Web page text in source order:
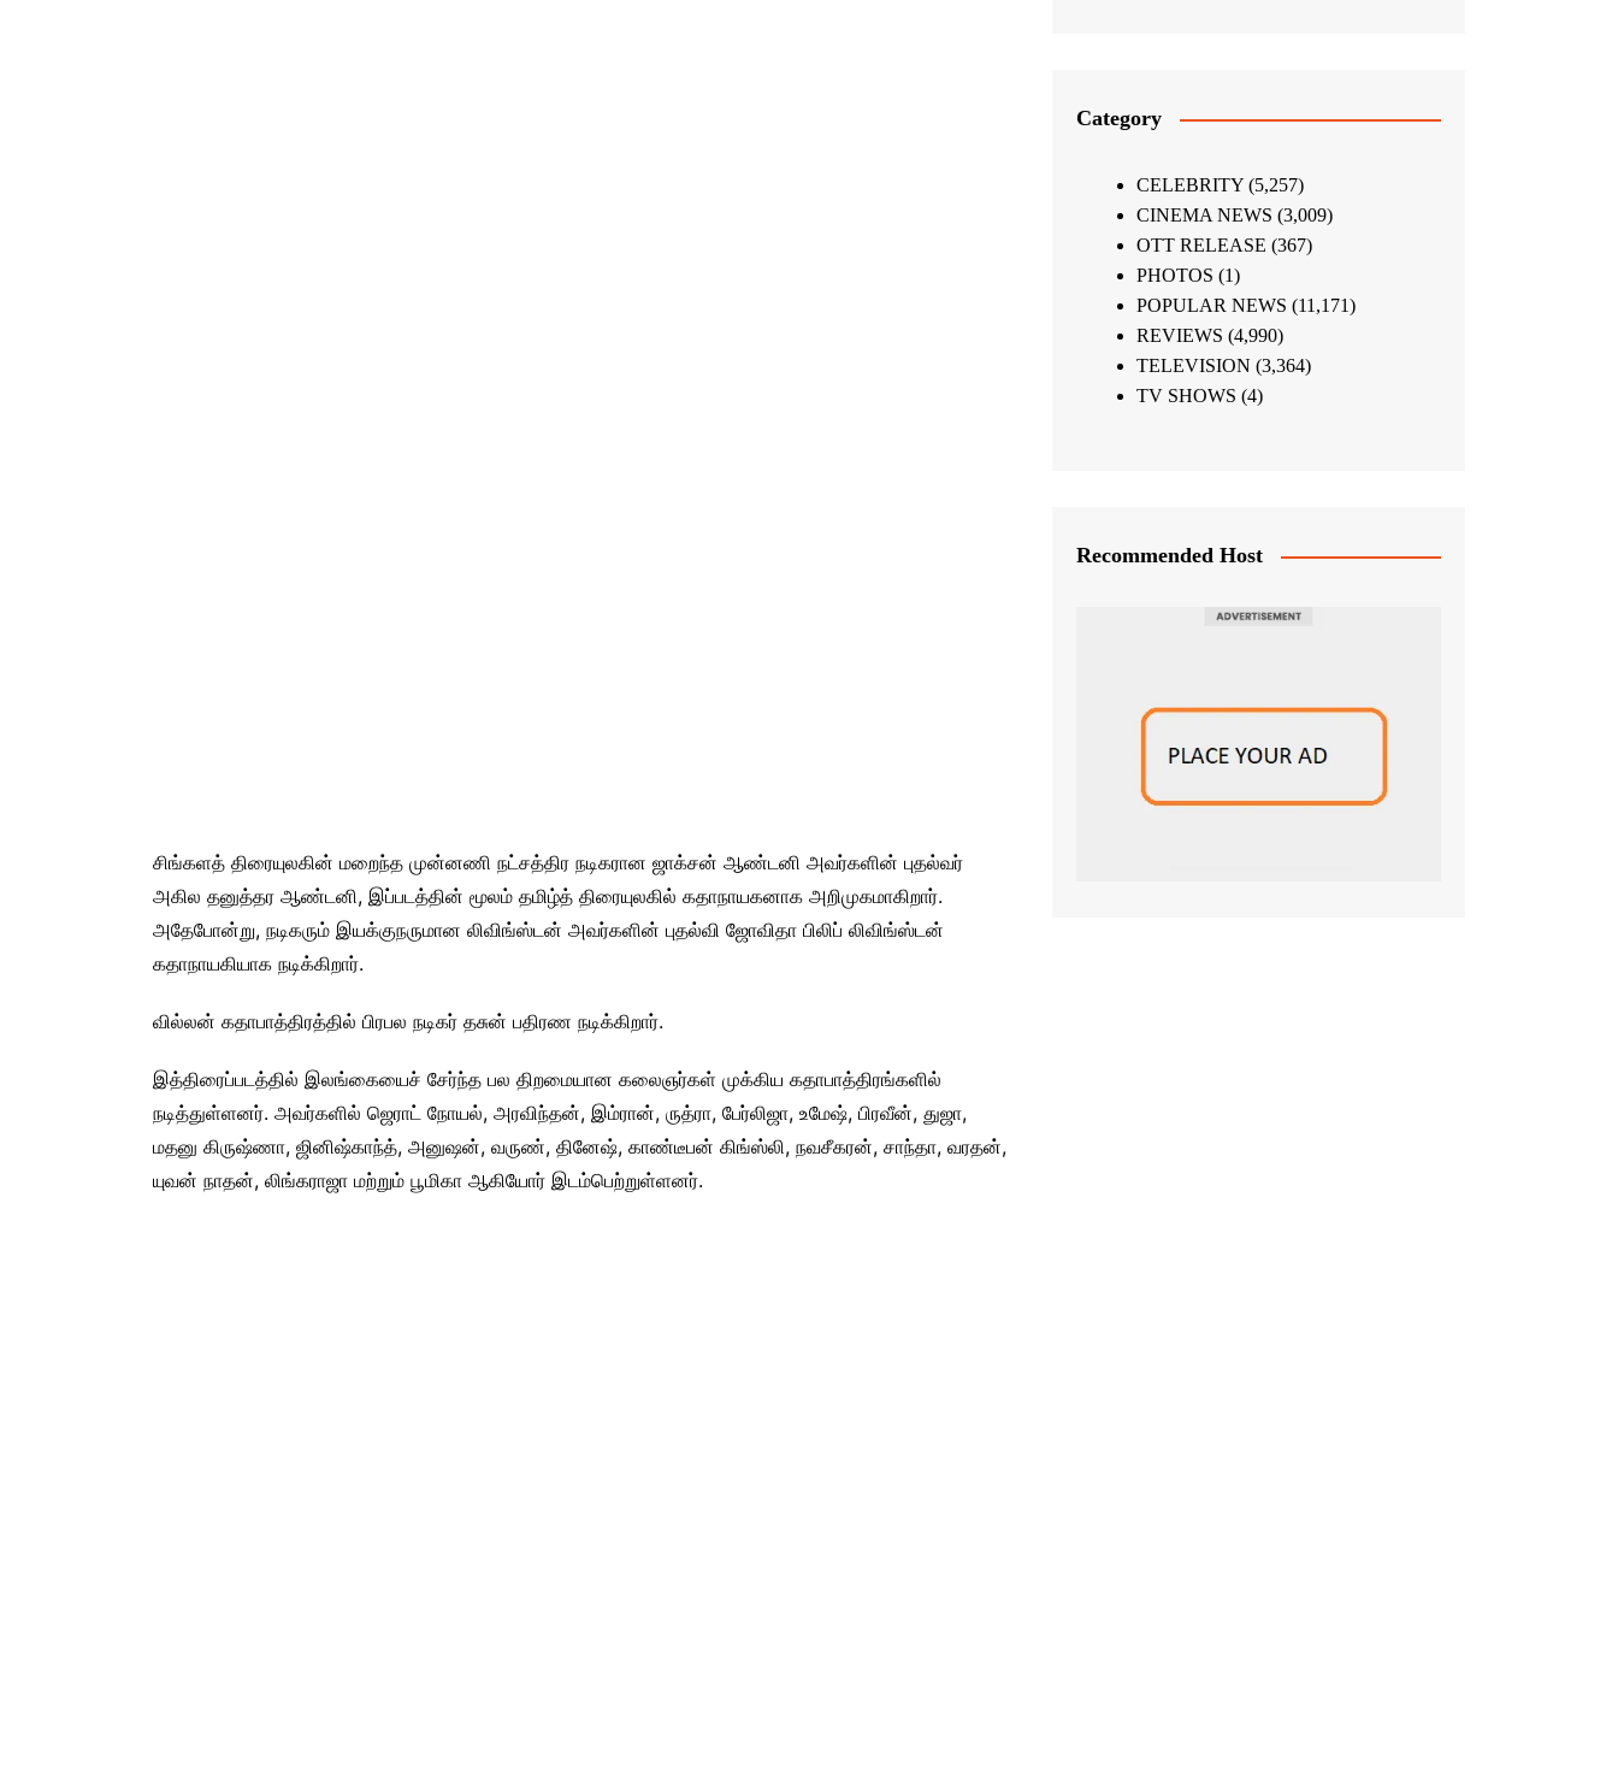
சிங்களத் திரையுலகின் மறைந்த முன்னணி நட்சத்திர நடிகரான ஜாக்சன் ஆண்டனி அவர்களின் புதல்வர்
அகில தனுத்தர ஆண்டனி, இப்படத்தின் மூலம் தமிழ்த் திரையுலகில் கதாநாயகனாக அறிமுகமாகிறார்.
அதேபோன்று, நடிகரும் இயக்குநருமான லிவிங்ஸ்டன் அவர்களின் புதல்வி ஜோவிதா பிலிப் லிவிங்ஸ்டன்
கதாநாயகியாக நடிக்கிறார்.
வில்லன் கதாபாத்திரத்தில் பிரபல நடிகர் தசுன் பதிரண நடிக்கிறார்.
இத்திரைப்படத்தில் இலங்கையைச் சேர்ந்த பல திறமையான கலைஞர்கள் முக்கிய கதாபாத்திரங்களில்
நடித்துள்ளனர். அவர்களில் ஜெராட் நோயல், அரவிந்தன், இம்ரான், ருத்ரா, பேர்லிஜா, உமேஷ், பிரவீன், துஜா,
மதனு கிருஷ்ணா, ஜினிஷ்காந்த், அனுஷன், வருண், தினேஷ், காண்டீபன் கிங்ஸ்லி, நவசீகரன், சாந்தா, வரதன்,
யுவன் நாதன், லிங்கராஜா மற்றும் பூமிகா ஆகியோர் இடம்பெற்றுள்ளனர்.
Category
CELEBRITY(5,257)
CINEMA NEWS (3,009)
OTT RELEASE (367)
PHOTOS (1)
POPULAR NEWS (11,171)
REVIEWS (4,990)
TELEVISION (3,364)
TV SHOWS (4)
Recommended Host